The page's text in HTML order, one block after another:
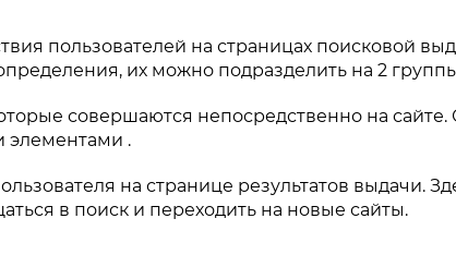
пользователей на страницах поисковой
их можно подразделить на 2
совершаются непосредственно на
элементами .
на странице результатов выдачи.
в поиск и переходить на новые сайты.